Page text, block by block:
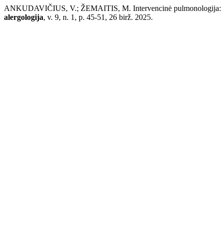
ANKUDAVIČIUS, V.; ŽEMAITIS, M. Intervencinė pulmonologija:
alergologija, v. 9, n. 1, p. 45-51, 26 birž. 2025.